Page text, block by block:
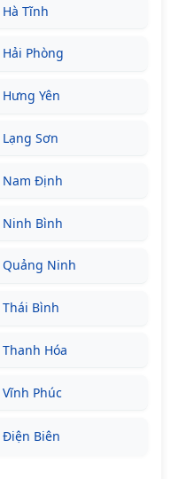
Hà Tĩnh
Hải Phòng
Hưng Yên
Lạng Sơn
Nam Định
Ninh Bình
Quảng Ninh
Thái Bình
Thanh Hóa
Vĩnh Phúc
Điện Biên